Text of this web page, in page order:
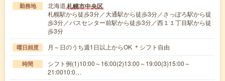
勤務地 北海道札幌市中央区
札幌駅から徒歩3分／大通駅から徒歩3分／さっぽろ駅から徒
歩3分／バスセンター前駅から徒歩3分／西１１丁目駅から徒
歩3分
曜日頻度 月～日のうち週1日以上からOK ＊シフト自由
時間
シフト例(1)10:00～16:00(2)13:00～19:00(3)15:00～
21:0010:0…